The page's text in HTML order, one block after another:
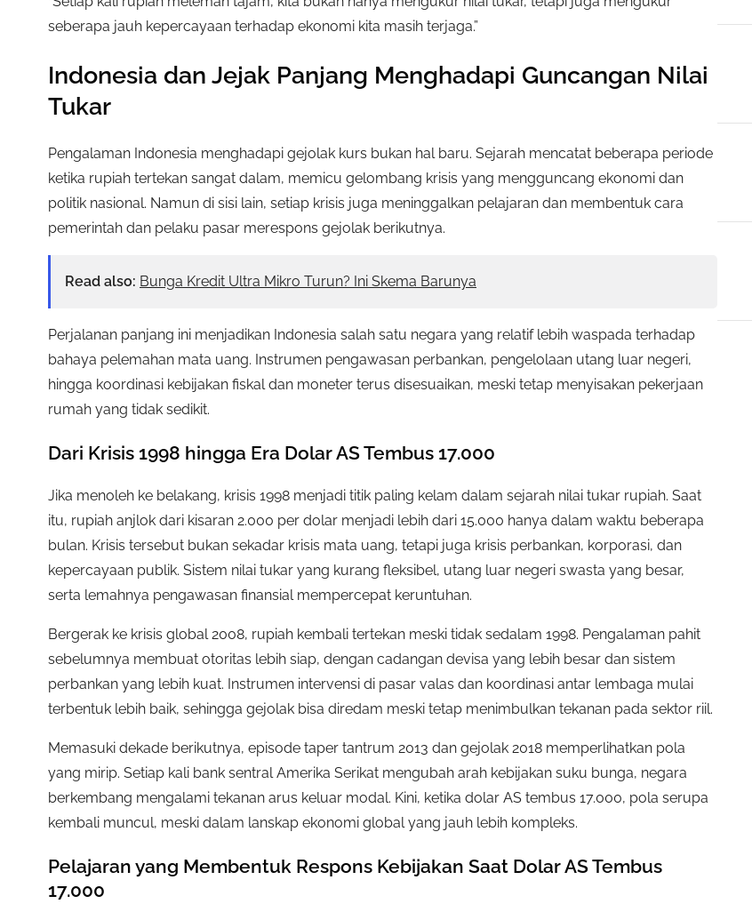
seberapa jauh kepercayaan terhadap ekonomi kita masih terjaga.”
Indonesia dan Jejak Panjang Menghadapi Guncangan Nilai
Tukar
Pengalaman Indonesia menghadapi gejolak kurs bukan hal baru. Sejarah mencatat beberapa periode
ketika rupiah tertekan sangat dalam, memicu gelombang krisis yang mengguncang ekonomi dan
politik nasional. Namun di sisi lain, setiap krisis juga meninggalkan pelajaran dan membentuk cara
pemerintah dan pelaku pasar merespons gejolak berikutnya.
Read also: Bunga Kredit Ultra Mikro Turun? Ini Skema Barunya
Perjalanan panjang ini menjadikan Indonesia salah satu negara yang relatif lebih waspada terhadap
bahaya pelemahan mata uang. Instrumen pengawasan perbankan, pengelolaan utang luar negeri,
hingga koordinasi kebijakan fiskal dan moneter terus disesuaikan, meski tetap menyisakan pekerjaan
rumah yang tidak sedikit.
Dari Krisis 1998 hingga Era Dolar AS Tembus 17.000
Jika menoleh ke belakang, krisis 1998 menjadi titik paling kelam dalam sejarah nilai tukar rupiah. Saat
itu, rupiah anjlok dari kisaran 2.000 per dolar menjadi lebih dari 15.000 hanya dalam waktu beberapa
bulan. Krisis tersebut bukan sekadar krisis mata uang, tetapi juga krisis perbankan, korporasi, dan
kepercayaan publik. Sistem nilai tukar yang kurang fleksibel, utang luar negeri swasta yang besar,
serta lemahnya pengawasan finansial mempercepat keruntuhan.
Bergerak ke krisis global 2008, rupiah kembali tertekan meski tidak sedalam 1998. Pengalaman pahit
sebelumnya membuat otoritas lebih siap, dengan cadangan devisa yang lebih besar dan sistem
perbankan yang lebih kuat. Instrumen intervensi di pasar valas dan koordinasi antar lembaga mulai
terbentuk lebih baik, sehingga gejolak bisa diredam meski tetap menimbulkan tekanan pada sektor riil.
Memasuki dekade berikutnya, episode taper tantrum 2013 dan gejolak 2018 memperlihatkan pola
yang mirip. Setiap kali bank sentral Amerika Serikat mengubah arah kebijakan suku bunga, negara
berkembang mengalami tekanan arus keluar modal. Kini, ketika dolar AS tembus 17.000, pola serupa
kembali muncul, meski dalam lanskap ekonomi global yang jauh lebih kompleks.
Pelajaran yang Membentuk Respons Kebijakan Saat Dolar AS Tembus
17.000